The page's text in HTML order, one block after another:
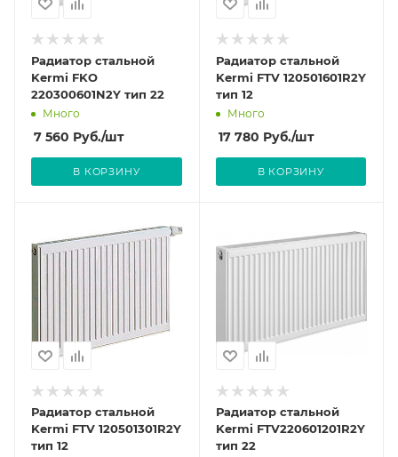
Радиатор стальной
Kermi FKO
220300601N2Y тип 22
Много
7 560 Руб./шт
В КОРЗИНУ
Радиатор стальной
Kermi FTV 120501601R2Y
тип 12
Много
17 780 Руб./шт
В КОРЗИНУ
Радиатор стальной
Kermi FTV 120501301R2Y
тип 12
Радиатор стальной
Kermi FTV220601201R2Y
тип 22